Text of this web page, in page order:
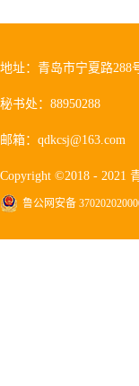
地址：青岛市宁夏路288
秘书处：88950288
邮箱：qdkcsj@163.com
Copyright ©2018 - 2021
鲁公网安备